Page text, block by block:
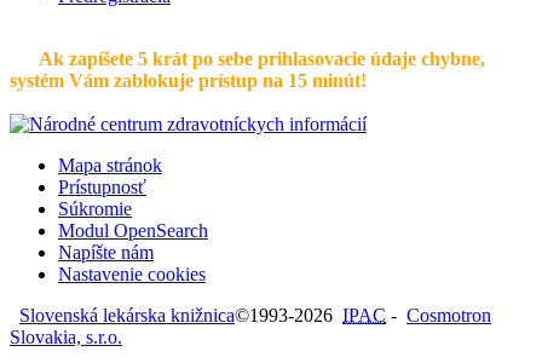
Ak zapíšete 5 krát po sebe prihlasovacie údaje chybne,
systém Vám zablokuje prístup na 15 minút!
Mapa stránok
Prístupnosť
Súkromie
Modul OpenSearch
Napíšte nám
Nastavenie cookies
Slovenská lekárska knižnica©1993-2026 IPAC - Cosmotron
Slovakia, s.r.o.